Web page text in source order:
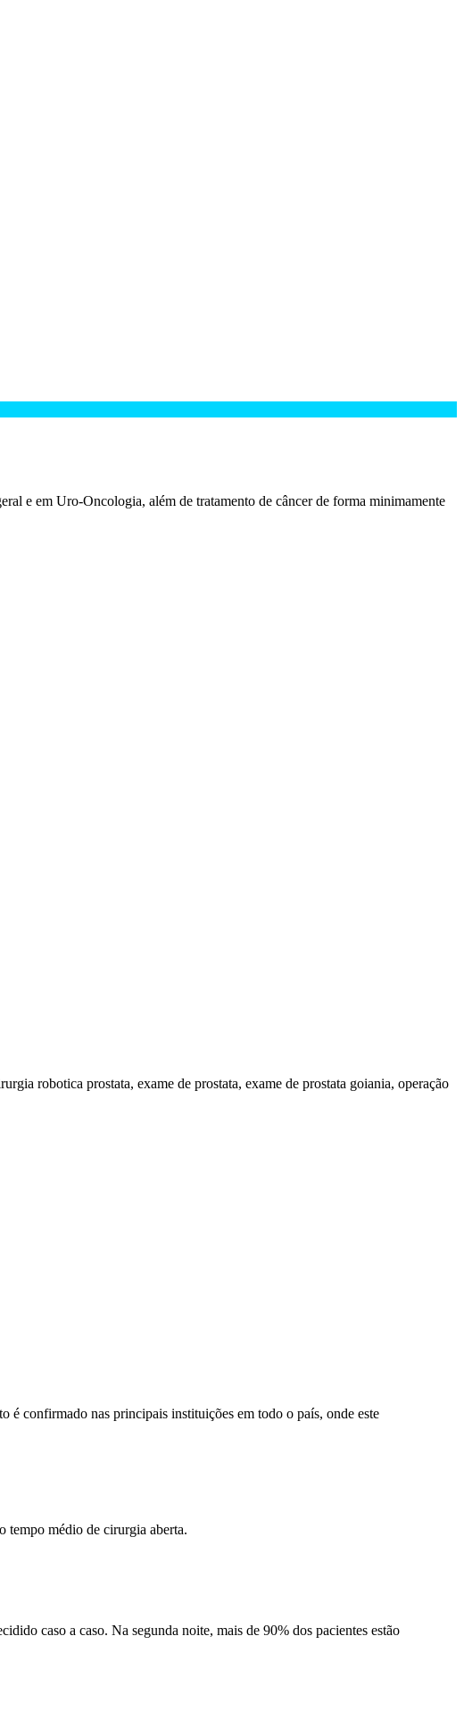
e em Uro-Oncologia, além de tratamento de câncer de forma minimamente
é confirmado nas principais instituições em todo o país, onde este
tempo médio de cirurgia aberta.
caso a caso. Na segunda noite, mais de 90% dos pacientes estão